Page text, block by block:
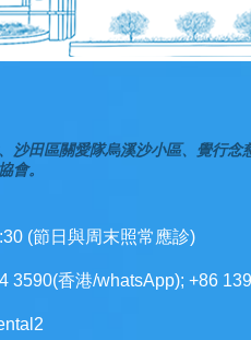
田區關愛隊烏溪沙小區、覺行
會。
(節日與周末照常應診)
3590(香港/whatsApp); +86